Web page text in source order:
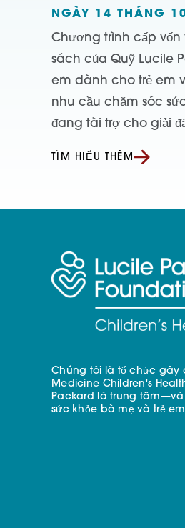
NGÀY 14 THÁNG
Chương trình cấp vốn
sách của Quỹ Lucile
em dành cho trẻ em
nhu cầu chăm sóc
đang tài trợ cho giải
TÌM HIỂU THÊM
Chúng tôi là tổ chức gây
Medicine Children's
Packard là trung
sức khỏe bà mẹ và trẻ